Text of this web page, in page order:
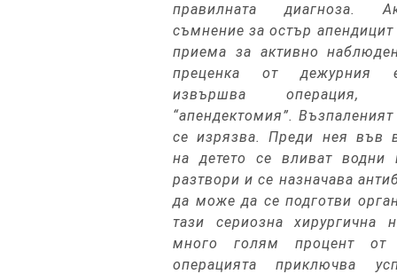
правилната диагноза.
съмнение за остър апендицит
приема за активно
преценка от дежурния
извършва операция,
“апендектомия”.
се изрязва.Преди нея във
на детето се вливат водни
разтвори и се назначава
да може да се подготви
тази сериозна хирургична
много голям процент от
операцията приключва